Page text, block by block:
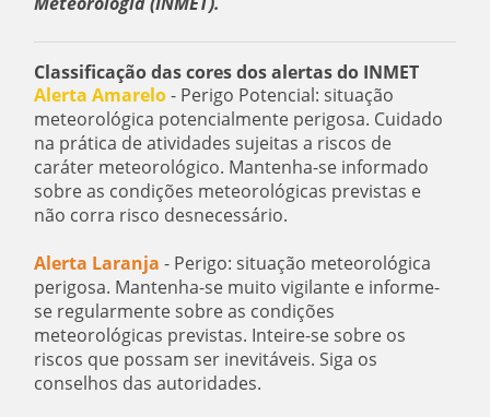
Classificação das cores dos alertas do INMET
Alerta Amarelo- Perigo Potencial: situação
meteorológica potencialmente perigosa. Cuidado
na prática de atividades sujeitas a riscos de
caráter meteorológico. Mantenha-se informado
sobre as condições meteorológicas previstas e
não corra risco desnecessário.
Alerta Laranja - Perigo: situação meteorológica
perigosa. Mantenha-se muito vigilante e informe-
se regularmente sobre as condições
meteorológicas previstas. Inteire-se sobre os
riscos que possam ser inevitáveis. Siga os
conselhos das autoridades.